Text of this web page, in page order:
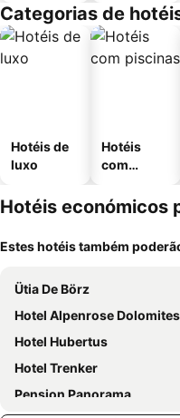
Categorias de
Hotéis de
luxo
Hotéis
com
Hotéis económicos
Estes hotéis também
Ütia De Börz
Hotel Alpenrose Dolomites
Hotel Hubertus
Hotel Trenker
Pension Panorama